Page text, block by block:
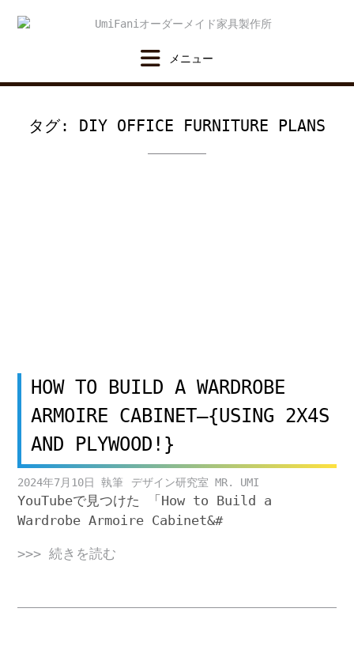
タグ: DIY OFFICE FURNITURE PLANS
HOW TO BUILD A WARDROBE
ARMOIRE CABINET–{USING 2X4S
AND PLYWOOD!}
2024年7月10日 デザイン研究室 MR. UMI
YouTubeで見つけた 「How to Build a
Wardrobe Armoire Cabinet&#
>>> 続きを読む